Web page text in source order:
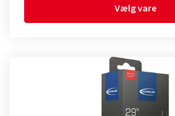
Vælg vare